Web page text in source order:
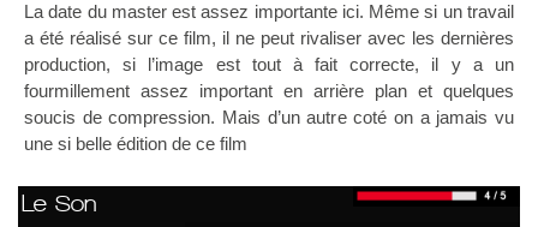
La date du master est assez importante ici. Même si un travail
a été réalisé sur ce film, il ne peut rivaliser avec les dernières
production, si l’image est tout à fait correcte, il y a un
fourmillement assez important en arrière plan et quelques
soucis de compression. Mais d’un autre coté on a jamais vu
une si belle édition de ce film
Le Son